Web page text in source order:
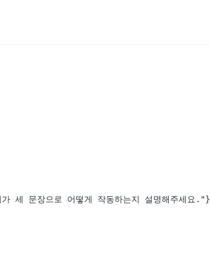
문장으로 어떻게 작동하는지 설명해주세요."}